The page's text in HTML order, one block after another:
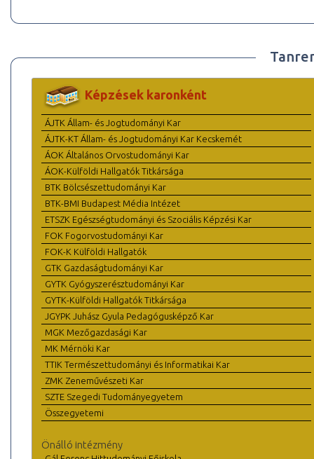
Képzések karonként
ÁJTK Állam- és Jogtudományi Kar
ÁJTK-KT Állam- és Jogtudományi Kar Kecskemét
ÁOK Általános Orvostudományi Kar
ÁOK-Külföldi Hallgatók Titkársága
BTK Bölcsészettudományi Kar
BTK-BMI Budapest Média Intézet
ETSZK Egészségtudományi és Szociális Képzési Kar
FOK Fogorvostudományi Kar
FOK-K Külföldi Hallgatók
GTK Gazdaságtudományi Kar
GYTK Gyógyszerésztudományi Kar
GYTK-Külföldi Hallgatók Titkársága
JGYPK Juhász Gyula Pedagógusképző Kar
MGK Mezőgazdasági Kar
MK Mérnöki Kar
TTIK Természettudományi és Informatikai Kar
ZMK Zeneművészeti Kar
SZTE Szegedi Tudományegyetem
Összegyetemi
Önálló intézmény